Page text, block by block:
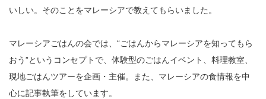
いしい。そのことをマレーシアで教えてもらいました。
マレーシアごはんの会では、“ごはんからマレーシアを知ってもら
おう”というコンセプトで、体験型のごはんイベント、料理教室、
現地ごはんツアーを企画・主催。また、マレーシアの食情報を中
心に記事執筆をしています。